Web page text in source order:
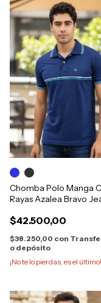
Chomba Polo Manga
Rayas Azalea Bravo
$42.500,00
$38.250,00 con
o depósito
¡No te lo pierdas, es el último!